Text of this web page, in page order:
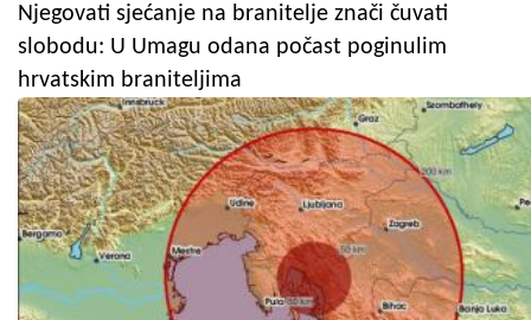
Njegovati sjećanje na branitelje znači čuvati
slobodu: U Umagu odana počast poginulim
hrvatskim braniteljima